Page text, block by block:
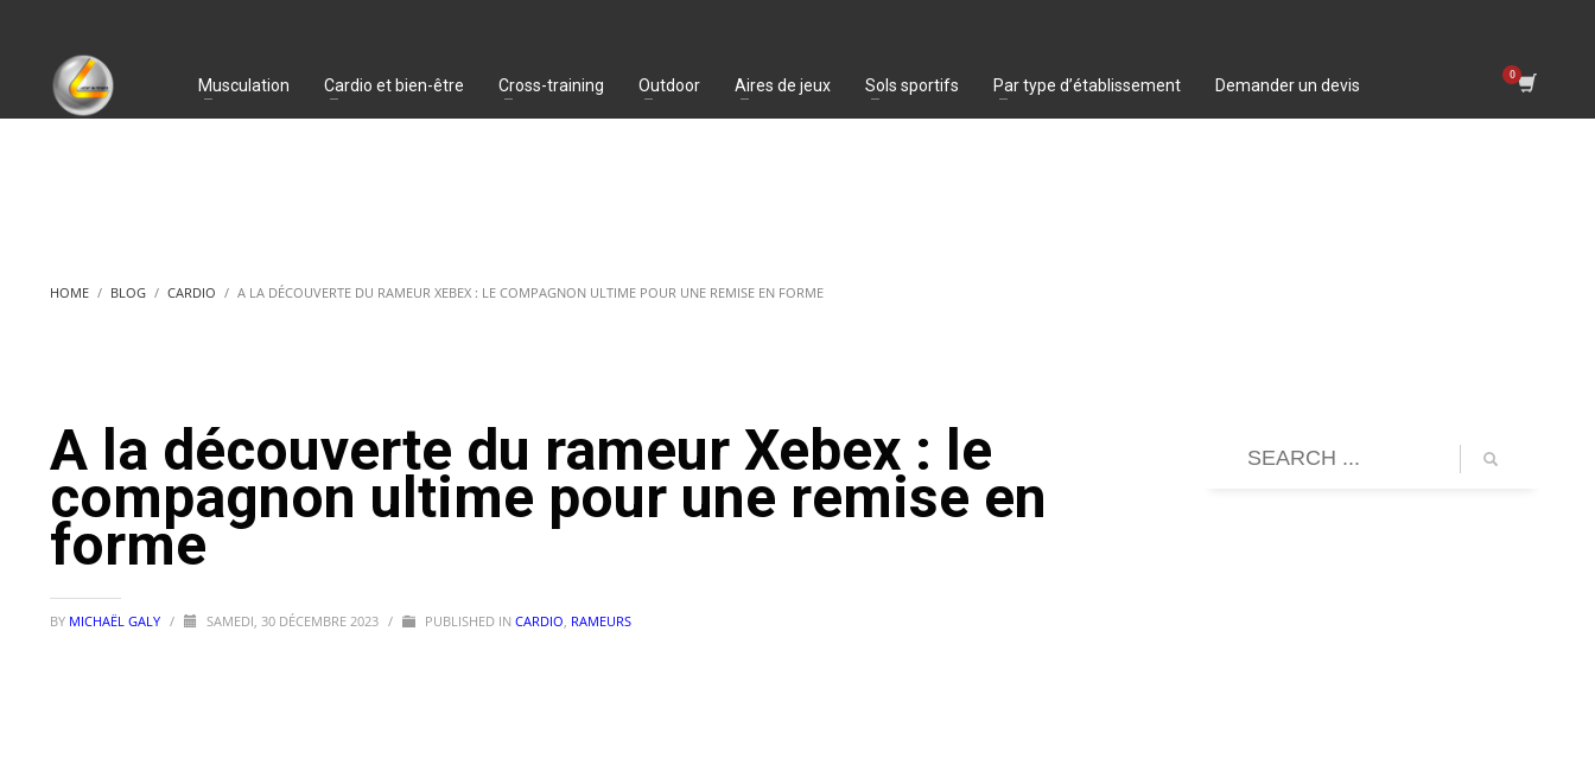
Musculation Cardio et bien-être Cross-training Outdoor Aires de jeux Sols sportifs Par type d’établissement Demander un devis
HOME BLOG CARDIO A LA DÉCOUVERTE DU RAMEUR XEBEX : LE COMPAGNON ULTIME POUR UNE REMISE EN FORME
A la découverte du rameur Xebex : le
compagnon ultime pour une remise en
forme
BY MICHAËL GALY / SAMEDI, 30 DÉCEMBRE 2023 / PUBLISHED IN CARDIO, RAMEURS